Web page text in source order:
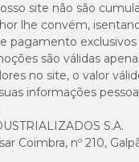
site não são
lhe convém,
pagamento
são válidas
no site, o valor
informações
S.A.
Coimbra, nº 210,